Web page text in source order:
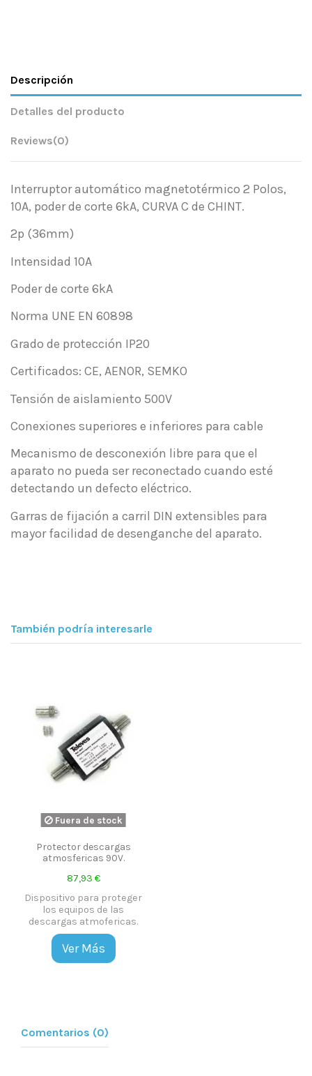
Descripción
Detalles del producto
Reviews(0)
Interruptor automático magnetotérmico 2 Polos,
10A, poder de corte 6kA, CURVA C de CHINT.
2p (36mm)
Intensidad 10A
Poder de corte 6kA
Norma UNE EN 60898
Grado de protección IP20
Certificados: CE, AENOR, SEMKO
Tensión de aislamiento 500V
Conexiones superiores e inferiores para cable
Mecanismo de desconexión libre para que el
aparato no pueda ser reconectado cuando esté
detectando un defecto eléctrico.
Garras de fijación a carril DIN extensibles para
mayor facilidad de desenganche del aparato.
También podría interesarle
Fuera de stock
Protector descargas
atmosfericas 90V.
87,93 €
Dispositivo para proteger
los equipos de las
descargas atmofericas.
Ver Más
Comentarios (0)